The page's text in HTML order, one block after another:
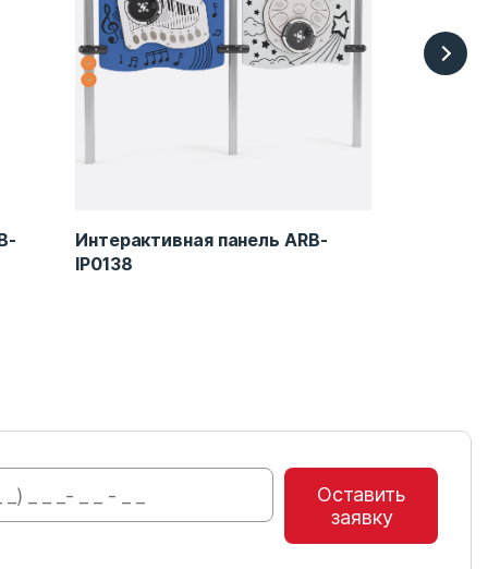
Интерактивная панель ARB-
IP0138
Оставить
заявку